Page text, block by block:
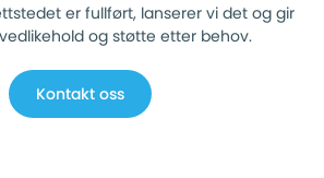
er fullført, lanserer vi det og gir
og støtte etter behov.
Kontakt oss